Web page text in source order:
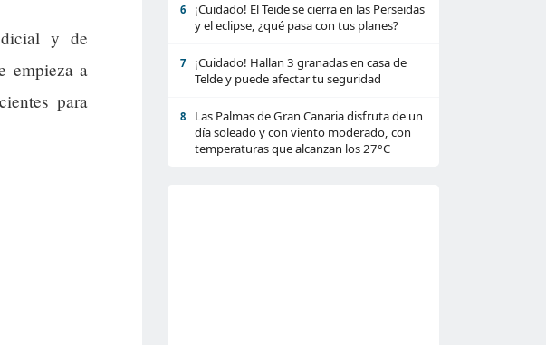
y de
empieza a
para
6
¡Cuidado! El Teide se cierra en las Perseidas
y el eclipse, ¿qué pasa con tus planes?
7
¡Cuidado! Hallan 3 granadas en casa de
Telde y puede afectar tu seguridad
8
Las Palmas de Gran Canaria disfruta de un
día soleado y con viento moderado, con
temperaturas que alcanzan los 27°C